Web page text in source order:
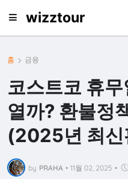
wizztour
홈 금융
코스트코 휴
열까? 환불정
(2025년 최신
by PRAHA • 11월 02, 2025 •